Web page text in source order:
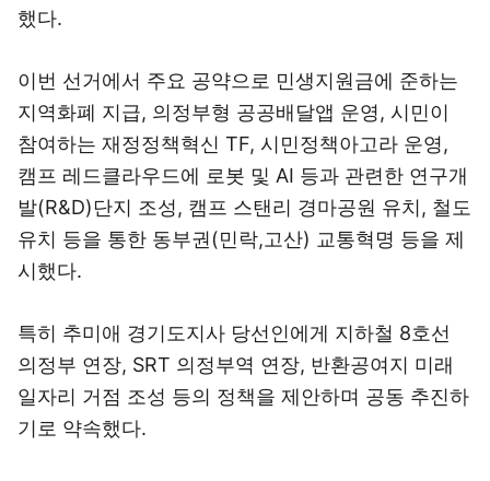
했다.
이번 선거에서 주요 공약으로 민생지원금에 준하는
지역화폐 지급, 의정부형 공공배달앱 운영, 시민이
참여하는 재정정책혁신 TF, 시민정책아고라 운영,
캠프 레드클라우드에 로봇 및 AI 등과 관련한 연구개
발(R&D)단지 조성, 캠프 스탠리 경마공원 유치, 철도
유치 등을 통한 동부권(민락,고산) 교통혁명 등을 제
시했다.
특히 추미애 경기도지사 당선인에게 지하철 8호선
의정부 연장, SRT 의정부역 연장, 반환공여지 미래
일자리 거점 조성 등의 정책을 제안하며 공동 추진하
기로 약속했다.